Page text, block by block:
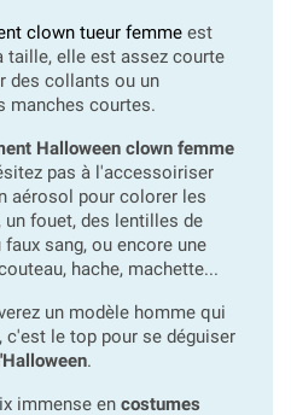
clown tueur femme est
taille, elle est assez courte
des collants ou un
manches courtes.
Halloween clown femme
pas à l'accessoiriser
aérosol pour colorer les
un fouet, des lentilles de
sang, ou encore une
hache, machette...
un modèle homme qui
le top pour se déguiser
.
immense en costumes